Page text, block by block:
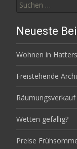
nach:
Neueste
Wohnen in
Freistehende
Wetten gefällig?
Preise